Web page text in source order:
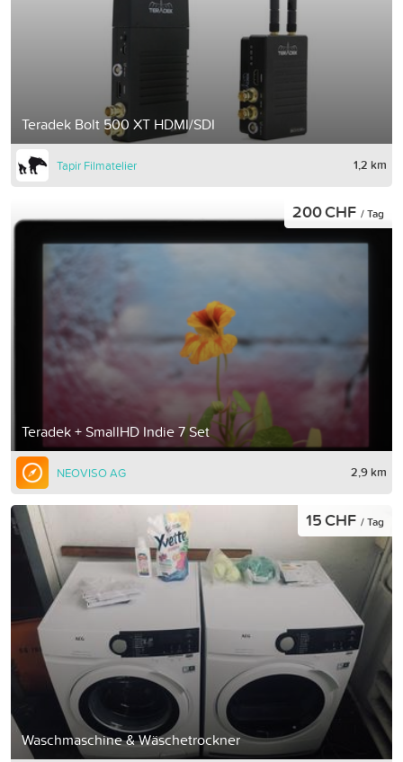
Teradek Bolt 500 XT HDMI/SDI
Tapir Filmatelier 1,2 km
Teradek + SmallHD Indie 7 Set
200 CHF / Tag
NEOVISO AG 2,9 km
Waschmaschine & Wäschetrockner
15 CHF / Tag